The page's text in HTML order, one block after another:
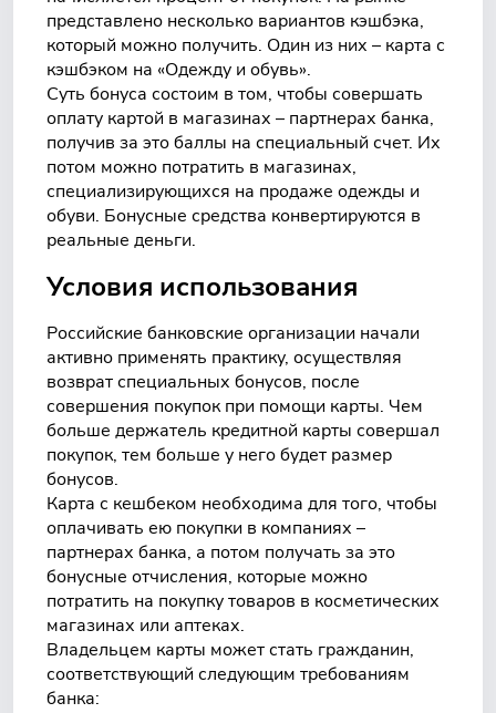
представлено несколько вариантов кэшбэка,
который можно получить. Один из них – карта с
кэшбэком на «Одежду и обувь».
Суть бонуса состоим в том, чтобы совершать
оплату картой в магазинах – партнерах банка,
получив за это баллы на специальный счет. Их
потом можно потратить в магазинах,
специализирующихся на продаже одежды и
обуви. Бонусные средства конвертируются в
реальные деньги.
Условия использования
Российские банковские организации начали
активно применять практику, осуществляя
возврат специальных бонусов, после
совершения покупок при помощи карты. Чем
больше держатель кредитной карты совершал
покупок, тем больше у него будет размер
бонусов.
Карта с кешбеком необходима для того, чтобы
оплачивать ею покупки в компаниях –
партнерах банка, а потом получать за это
бонусные отчисления, которые можно
потратить на покупку товаров в косметических
магазинах или аптеках.
Владельцем карты может стать гражданин,
соответствующий следующим требованиям
банка: